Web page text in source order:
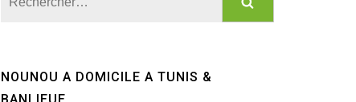
NOUNOU A DOMICILE A TUNIS &